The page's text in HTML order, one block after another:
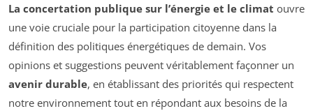
La concertation publique sur l’énergie et le climat ouvre
une voie cruciale pour la participation citoyenne dans la
définition des politiques énergétiques de demain. Vos
opinions et suggestions peuvent véritablement façonner un
avenir durable, en établissant des priorités qui respectent
notre environnement tout en répondant aux besoins de la